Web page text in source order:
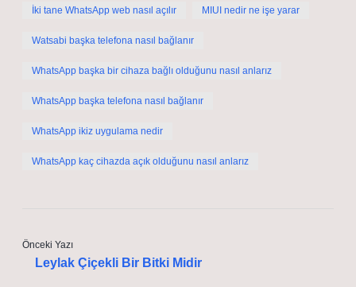
İki tane WhatsApp web nasıl açılır MIUI nedir ne işe yarar
Watsabi başka telefona nasıl bağlanır
WhatsApp başka bir cihaza bağlı olduğunu nasıl anlarız
WhatsApp başka telefona nasıl bağlanır
WhatsApp ikiz uygulama nedir
WhatsApp kaç cihazda açık olduğunu nasıl anlarız
Önceki Yazı
Leylak Çiçekli Bir Bitki Midir